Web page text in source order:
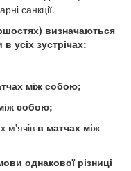
санкції.
визначаються
усіх зустрічах:
між собою;
собою;
м'ячів в матчах між
однакової різниці